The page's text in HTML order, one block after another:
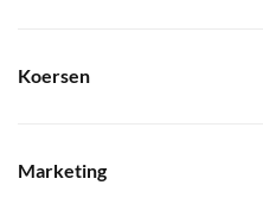
Koersen
Marketing